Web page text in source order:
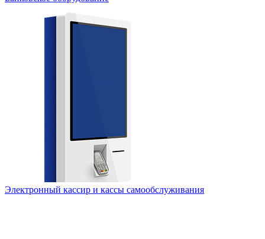
Электронный кассир и кассы самообслуживания